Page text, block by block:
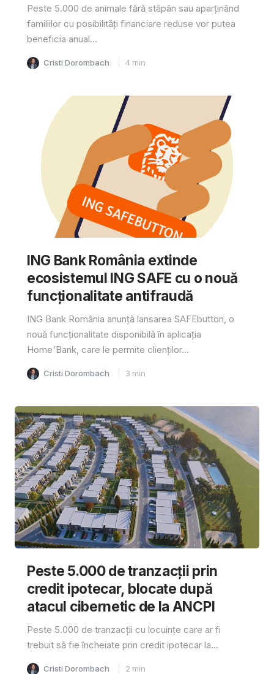
Peste 5.000 de animale fără stăpân sau aparținând
familiilor cu posibilități financiare reduse vor putea
beneficia anual...
Cristi Dorombach 4 min
ING Bank România extinde
ecosistemul ING SAFE cu o nouă
funcționalitate antifraudă
ING Bank România anunță lansarea SAFEbutton, o
nouă funcționalitate disponibilă în aplicația
Home'Bank, care le permite clienților...
Cristi Dorombach 3 min
Peste 5.000 de tranzacții prin
credit ipotecar, blocate după
atacul cibernetic de la ANCPI
Peste 5.000 de tranzacții cu locuințe care ar fi
trebuit să fie încheiate prin credit ipotecar la...
Cristi Dorombach 2 min